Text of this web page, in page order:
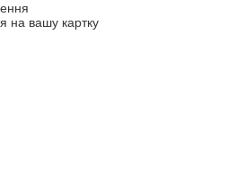
на вашу картку